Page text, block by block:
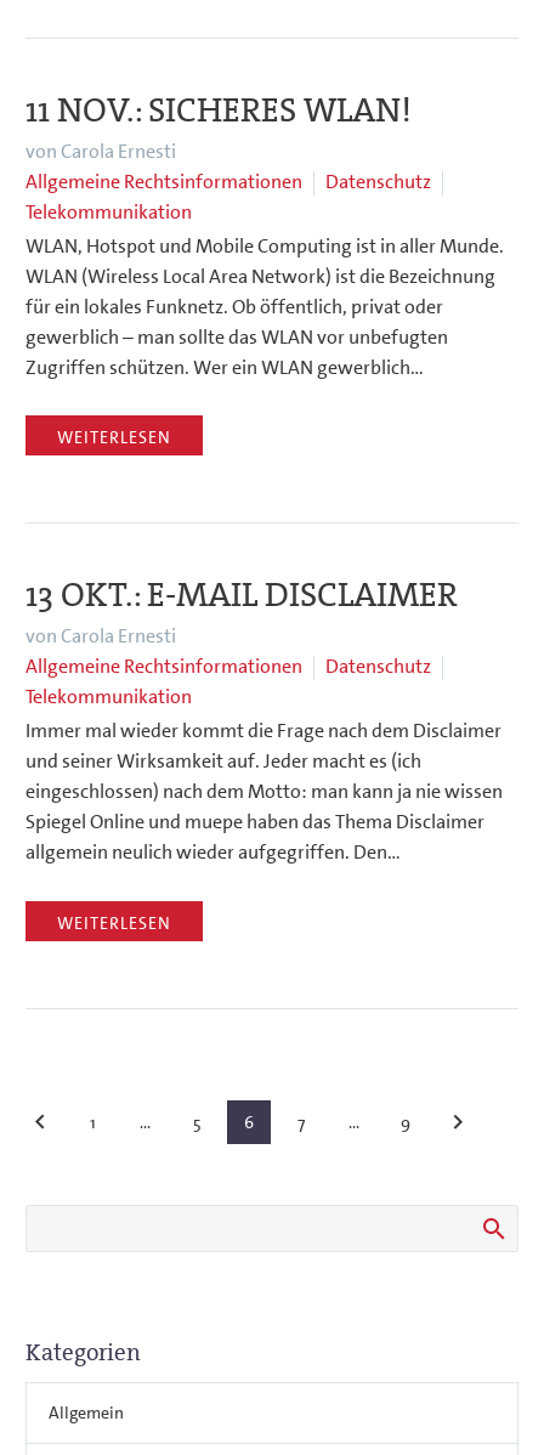
11 NOV.:SICHERES WLAN!
von Carola Ernesti
Allgemeine Rechtsinformationen
Datenschutz
Telekommunikation
WLAN, Hotspot und Mobile Computing ist in aller Munde.
WLAN (Wireless Local Area Network) ist die Bezeichnung
für ein lokales Funknetz. Ob öffentlich, privat oder
gewerblich – man sollte das WLAN vor unbefugten
Zugriffen schützen. Wer ein WLAN gewerblich…
WEITERLESEN
13 OKT.:E-MAIL DISCLAIMER
von Carola Ernesti
Allgemeine Rechtsinformationen
Datenschutz
Telekommunikation
Immer mal wieder kommt die Frage nach dem Disclaimer
und seiner Wirksamkeit auf. Jeder macht es (ich
eingeschlossen) nach dem Motto: man kann ja nie wissen
Spiegel Online und muepe haben das Thema Disclaimer
allgemein neulich wieder aufgegriffen. Den…
WEITERLESEN
1 … 5 6 7 … 9
Kategorien
Allgemein